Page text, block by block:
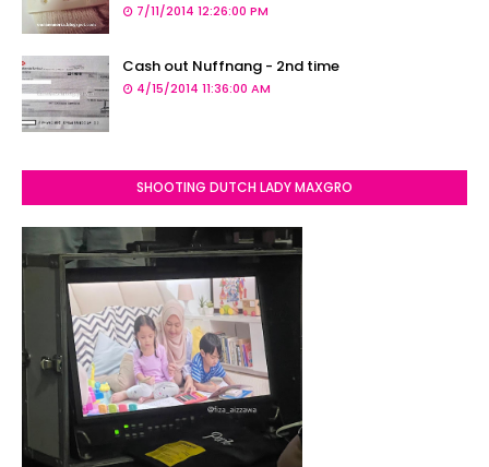
7/11/2014 12:26:00 PM
Cash out Nuffnang - 2nd time
4/15/2014 11:36:00 AM
SHOOTING DUTCH LADY MAXGRO